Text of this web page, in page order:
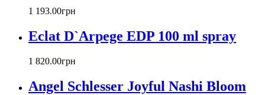
Cacharel
Canali
Carla Fracci
Carlos Moya
Caron
1 193.00грн
Eclat D`Arpege EDP 100 ml spray
1 820.00грн
Angel Schlesser Joyful Nashi Bloom